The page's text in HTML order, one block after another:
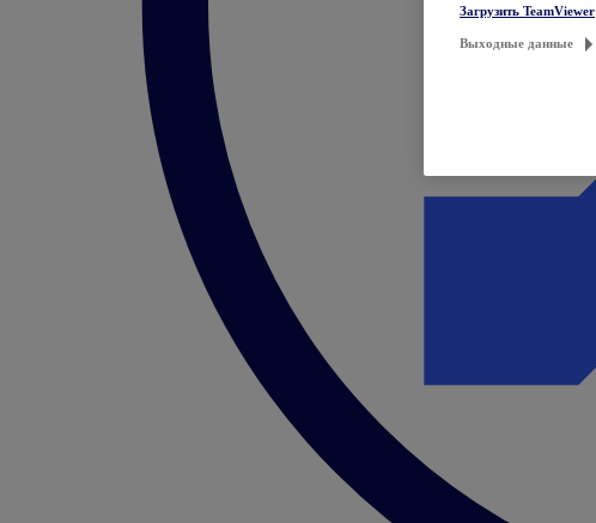
Загрузить TeamViewer
Выходные данные